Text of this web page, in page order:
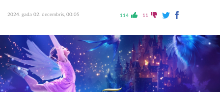
2024. gada 02. decembris, 00:05 114 11